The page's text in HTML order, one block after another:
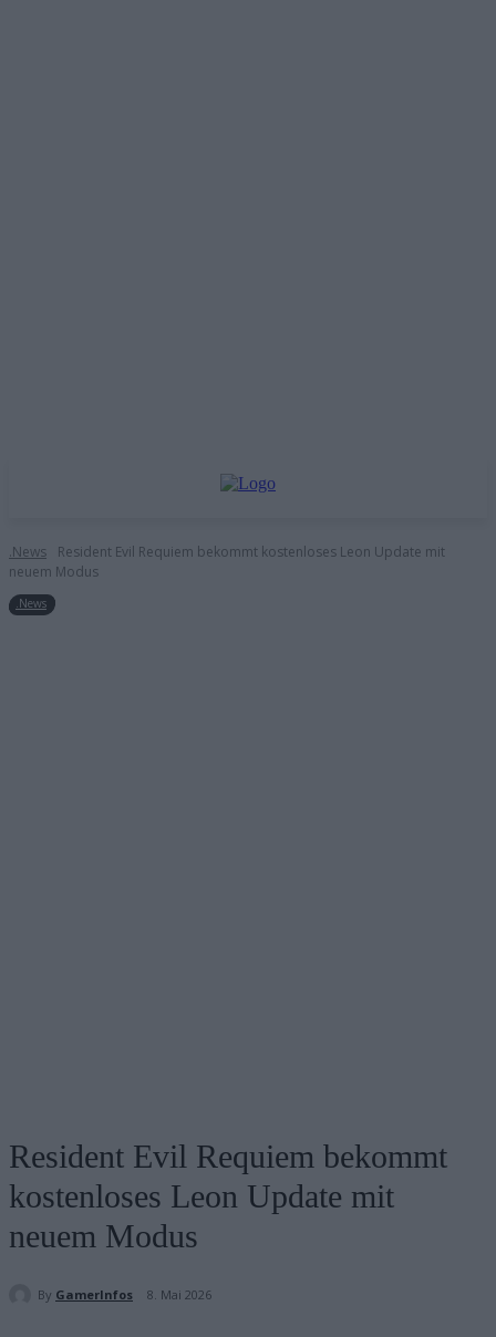
.News
Resident Evil Requiem bekommt kostenloses Leon Update mit
neuem Modus
.News
Resident Evil Requiem bekommt
kostenloses Leon Update mit
neuem Modus
By GamerInfos 8. Mai 2026